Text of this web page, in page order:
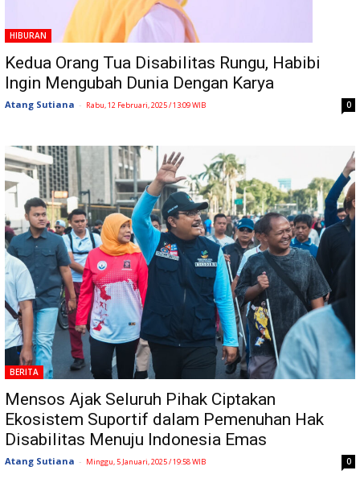
HIBURAN
Kedua Orang Tua Disabilitas Rungu, Habibi
Ingin Mengubah Dunia Dengan Karya
Atang Sutiana - Rabu, 12 Februari, 2025 / 13:09 WIB 0
BERITA
Mensos Ajak Seluruh Pihak Ciptakan
Ekosistem Suportif dalam Pemenuhan Hak
Disabilitas Menuju Indonesia Emas
Atang Sutiana - Minggu, 5 Januari, 2025 / 19:58 WIB 0